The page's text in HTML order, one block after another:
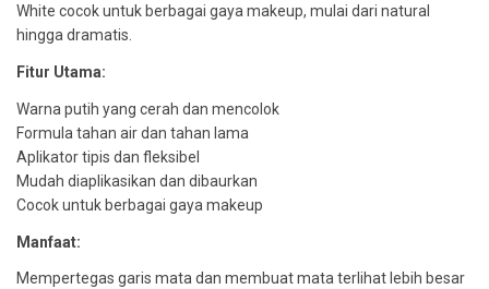
White cocok untuk berbagai gaya makeup, mulai dari natural
hingga dramatis.
Fitur Utama:
Warna putih yang cerah dan mencolok
Formula tahan air dan tahan lama
Aplikator tipis dan fleksibel
Mudah diaplikasikan dan dibaurkan
Cocok untuk berbagai gaya makeup
Manfaat:
Mempertegas garis mata dan membuat mata terlihat lebih besar